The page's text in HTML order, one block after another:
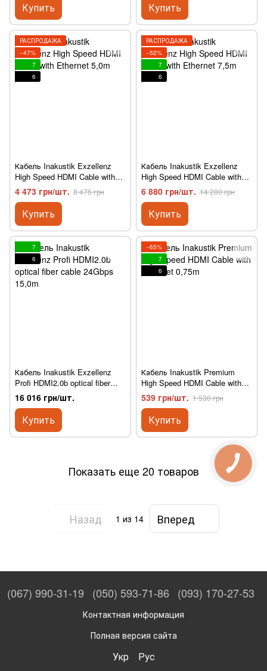
Купить Купить
РАСПРОДАЖА
−47%
7
6
Кабель Inakustik Exzellenz
High Speed HDMI Cable with
Ethernet 5,0m
4 473 грн/шт. 8 476 грн
Купить
РАСПРОДАЖА
−52%
7
6
Кабель Inakustik Exzellenz
High Speed HDMI Cable with
Ethernet 7,5m
6 880 грн/шт. 14 280 грн
Купить
7
6
Кабель Inakustik Exzellenz
Profi HDMI2.0b optical fiber
cable 24Gbps 15,0m
16 016 грн/шт.
Купить
−65%
7
6
Кабель Inakustik Premium
High Speed HDMI Cable with
Ethernet 0,75m
539 грн/шт. 1 530 грн
Купить
Показать еще 20 товаров
Назад 1 из 14 Вперед
(067) 990-31-19 (050) 593-71-86 (093) 170-27-53
Контактная информация
Полная версия сайта
Укр Рус